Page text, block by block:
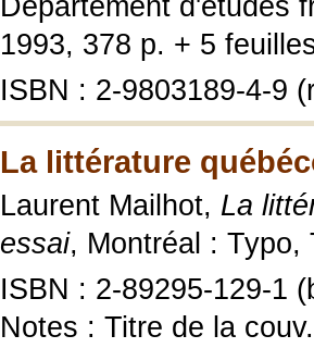
Département d'études
1993, 378 p. + 5
ISBN : 2-9803189-4-9
La littérature
Laurent Mailhot, La
essai, Montréal : Typo,
ISBN : 2-89295-129-1
Notes : Titre de la